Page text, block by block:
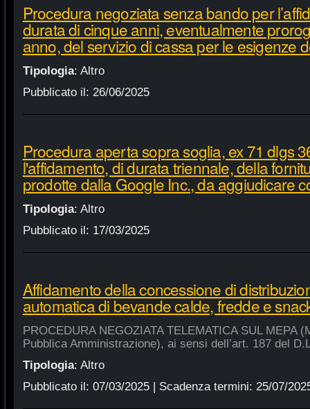
Procedura negoziata senza bando per
durata di cinque anni, eventualmente
anno, del servizio di cassa per le esigenze
Tipologia: Altro
Pubblicato il: 26/06/2025
Procedura aperta sopra soglia, ex 71 dlgs
l'affidamento, di durata triennale, della
prodotte dalla Google Inc., da aggiudicare
Tipologia: Altro
Pubblicato il: 17/03/2025
Affidamento della concessione di
automatica di bevande calde, fredde e
PROCEDURA NEGOZIATA TELEMATICA SUL MEPA
Pubblica Amministrazione), ai sensi dell’art. 187 del
Tipologia: Altro
Pubblicato il: 07/03/2025| Scadenza termini: 25/07/